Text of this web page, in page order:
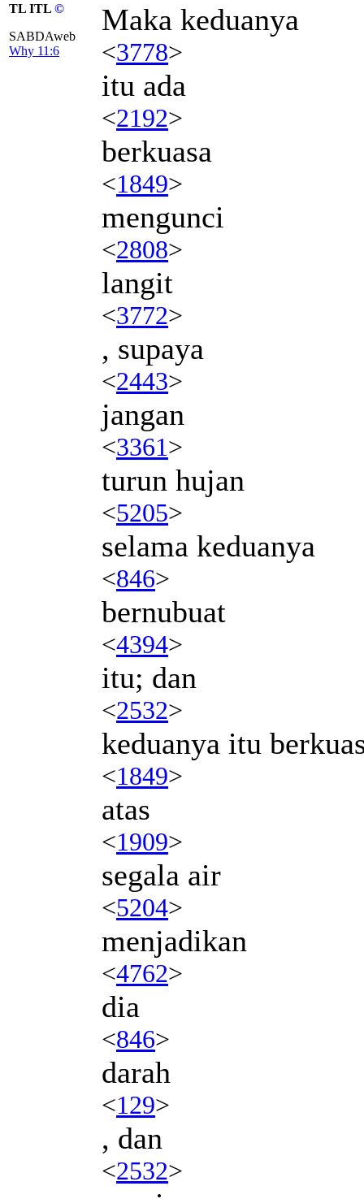
TL ITL ©
SABDAweb
Why 11:6
Maka keduanya
<3778>
itu ada
<2192>
berkuasa
<1849>
mengunci
<2808>
langit
<3772>
, supaya
<2443>
jangan
<3361>
turun hujan
<5205>
selama keduanya
<846>
bernubuat
<4394>
itu; dan
<2532>
keduanya itu
<1849>
atas
<1909>
segala air
<5204>
menjadikan
<4762>
dia
<846>
darah
<129>
, dan
<2532>